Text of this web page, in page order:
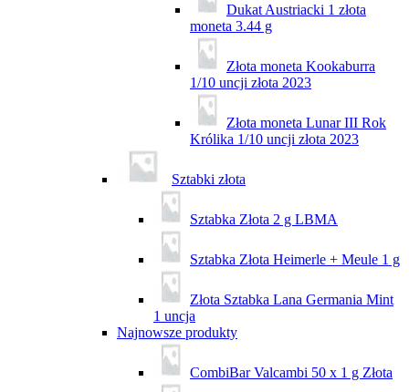
Dukat Austriacki 1 złota
moneta 3.44 g
Złota moneta Kookaburra
1/10 uncji złota 2023
Złota moneta Lunar III Rok
Królika 1/10 uncji złota 2023
Sztabki złota
Sztabka Złota 2 g LBMA
Sztabka Złota Heimerle + Meule 1 g
Złota Sztabka Lana Germania Mint
1 uncja
Najnowsze produkty
CombiBar Valcambi 50 x 1 g Złota